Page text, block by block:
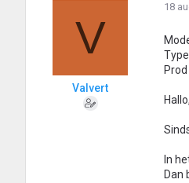
V
Valvert
18
Hallo,
In
Dan